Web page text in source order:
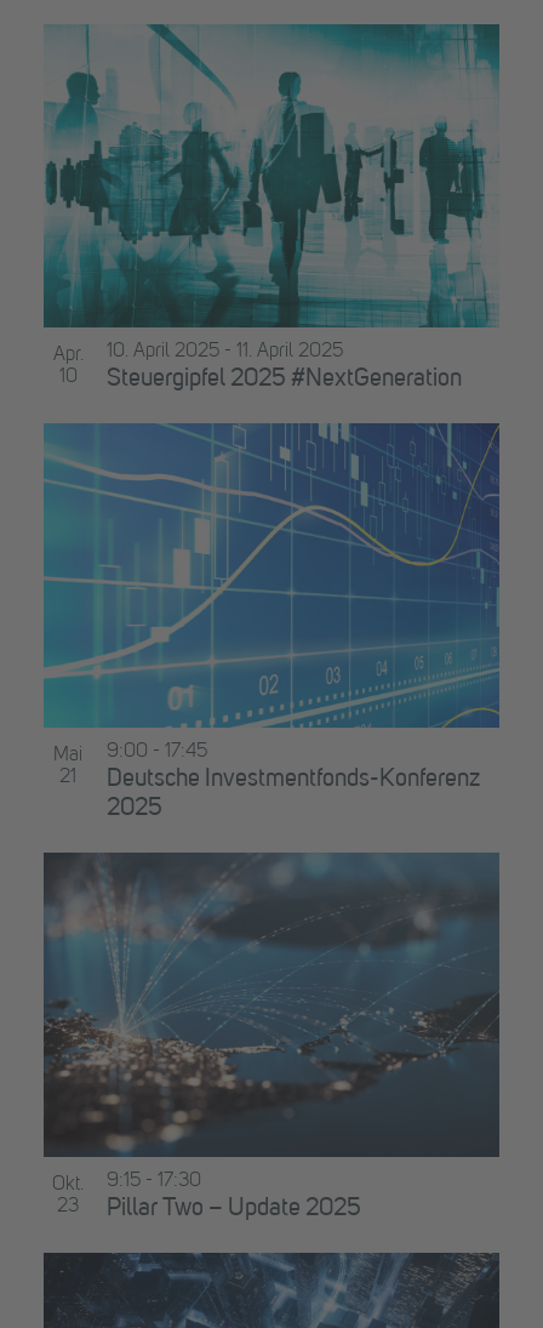
Apr.
10
Steuergipfel 2025 #NextGeneration
10. April 2025 - 11. April 2025
Mai
21
Deutsche Investmentfonds-Konferenz
2025
9:00 - 17:45
Okt.
23
Pillar Two – Update 2025
9:15 - 17:30